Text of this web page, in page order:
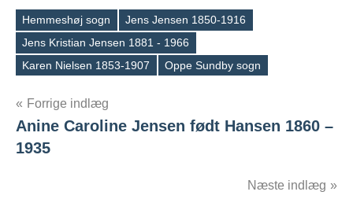
Tags
Hemmeshøj sogn
Jens Jensen 1850-1916
Jens Kristian Jensen 1881 - 1966
Karen Nielsen 1853-1907
Oppe Sundby sogn
Indlægsnavigation
Forrige indlæg
Anine Caroline Jensen født Hansen 1860 –
1935
Næste indlæg